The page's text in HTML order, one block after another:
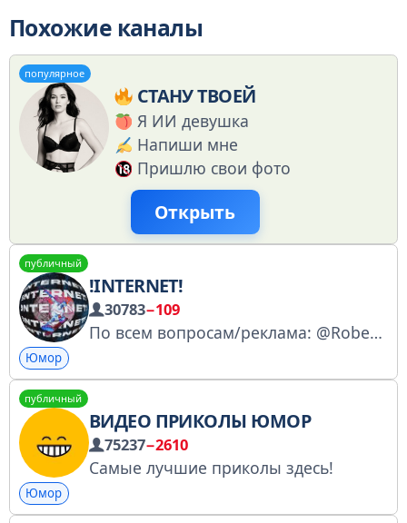
Похожие каналы
популярное
СТАНУ ТВОЕЙ
Я ИИ девушка
Напиши мне
Пришлю свои фото
Открыть
публичный
!INTERNET!
30783−109
По всем вопросам/реклама: @Roberto_Garipini @cyberpunk_for_us - Киберпанк, который мы заслужили @chepushland - Чепушляндия @pastachnb - Издач Реклама: https://telega.in/c/internetpasta @qlessed (не писать) @AIphariusOmegon (не писать)
Юмор
публичный
ВИДЕО ПРИКОЛЫ ЮМОР
75237−2610
Самые лучшие приколы здесь!
Юмор